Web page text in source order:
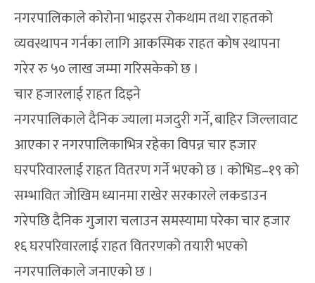
नगरपालिकाले कोरोना भाइरस रोकथाम तथा राहतको
व्यवस्थापन गर्नका लागि आकस्मिक राहत कोष स्थापना
गरेर रु ५० लाख जम्मा गरिसकेको छ ।
चार हजारलाई राहत दिइने
नगरपालिकाले दैनिक ज्याला मजदुरी गर्ने, बाहिर जिल्लावाट
आएका र नगरपालिकाभित्र रहेका विपन्न चार हजार
घरपरिवारलाई राहत वितरण गर्ने भएको छ । कोभिड–१९ को
सम्भावित जोखिम ध्यानमा राखेर सरकारले लकडाउन
गरेपछि दैनिक गुजारा चलाउन समस्यामा परेका चार हजार
१६ घरपरिवारलाई राहत वितरणको तयारी भएको
नगरपालिकाले जनाएको छ ।